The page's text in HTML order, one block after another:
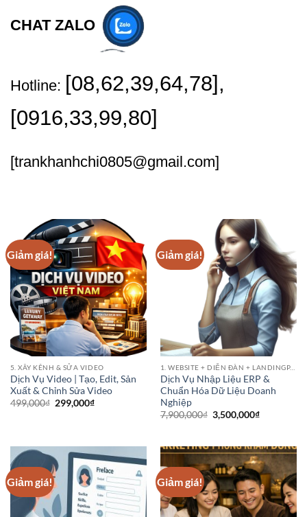
CHAT ZALO
Hotline: [08,62,39,64,78],
[0916,33,99,80]
[trankhanhchi0805@gmail.com]
Giảm giá!
5. XÂY KÊNH & SỬA VIDEO
Dịch Vụ Video | Tạo, Edit, Sản
Xuất & Chỉnh Sửa Video
499,000₫ Giá
299,000₫Giá
Giảm giá!
1. WEBSITE + DIỄN ĐÀN + LANDINGPAGE
Dịch Vụ Nhập Liệu ERP &
Chuẩn Hóa Dữ Liệu Doanh
Nghiệp
7,900,000₫ Giá
gốc
3,500,000₫Giá
Giảm giá! Giảm giá!